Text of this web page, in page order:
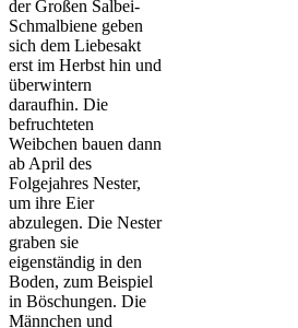
der Großen Salbei-
Schmalbiene geben
sich dem Liebesakt
erst im Herbst hin und
überwintern
daraufhin. Die
befruchteten
Weibchen bauen dann
ab April des
Folgejahres Nester,
um ihre Eier
abzulegen. Die Nester
graben sie
eigenständig in den
Boden, zum Beispiel
in Böschungen. Die
Männchen und